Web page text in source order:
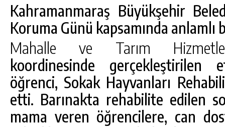
Kahramanmaraş Büyükşehir
Koruma Günü kapsamında
Mahalle ve Tarım
koordinesinde gerçekleştirilen
öğrenci, Sokak Hayvanları
etti. Barınakta rehabilite edilen
mama veren öğrencilere, can
GÜNLÜK HABER AKIŞI
GÖKSUN HAFIZLIK KIZ KUR’AN KURSU
ÖĞRENCILERINE DARENDE GEZISI.